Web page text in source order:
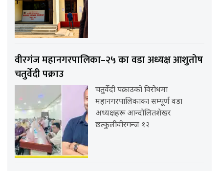
वीरगंज महानगरपालिका–२५ का वडा अध्यक्ष आशुतोष
चतुर्वेदी पक्राउ
चतुर्वेदी पक्राउको विरोधमा
महानगरपालिकाका सम्पूर्ण वडा
अध्यक्षहरू आन्दोलितशेखर
छत्कुलीवीरगन्ज १२